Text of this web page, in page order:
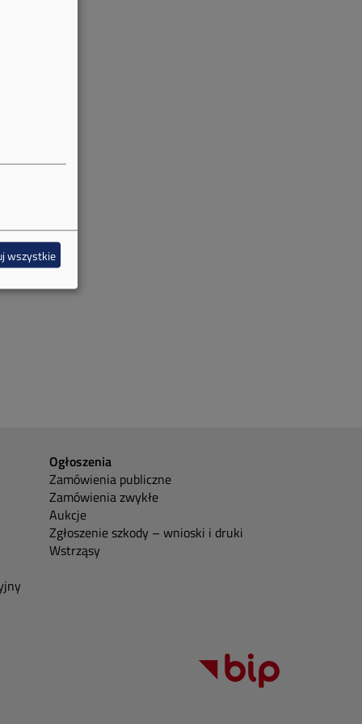
Ogłoszenia
Zamówienia publiczne
Zamówienia zwykłe
Aukcje
Zgłoszenie szkody – wnioski i druki
Wstrząsy
wszystkie